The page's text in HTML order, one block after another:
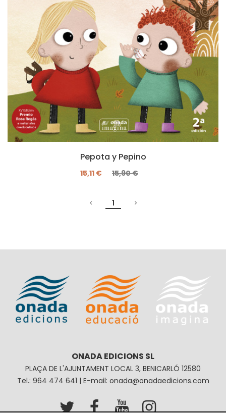
Pepota y Pepino
15,11 € 15,90 €
1
ONADA EDICIONS SL
PLAÇA DE L'AJUNTAMENT LOCAL 3, BENICARLÓ 12580
Tel.: 964 474 641 | E-mail: onada@onadaedicions.com